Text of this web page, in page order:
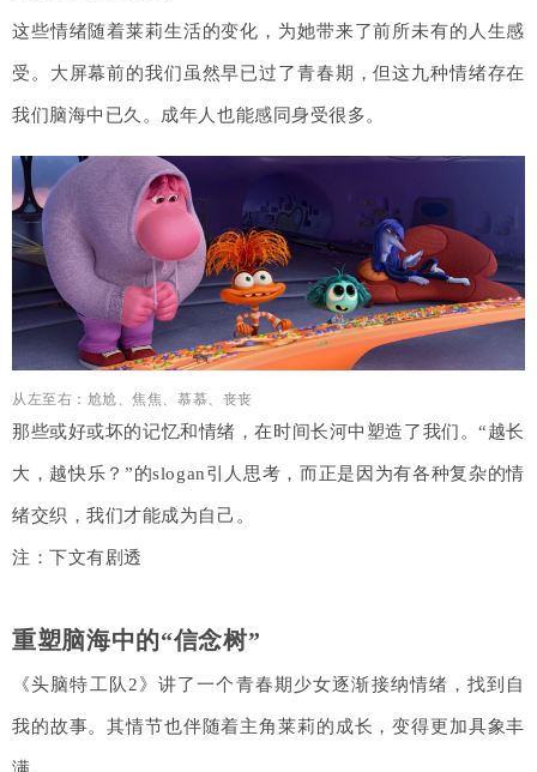
这些情绪随着莱莉生活的变化，为她带来了前所未有的人生感
受。大屏幕前的我们虽然早已过了青春期，但这九种情绪存在
我们脑海中已久。成年人也能感同身受很多。
从左至右：尬尬、焦焦、慕慕、丧丧
那些或好或坏的记忆和情绪，在时间长河中塑造了我们。“越长
大，越快乐？”的slogan引人思考，而正是因为有各种复杂的情
绪交织，我们才能成为自己。
注：下文有剧透
重塑脑海中的“信念树”
《头脑特工队2》讲了一个青春期少女逐渐接纳情绪，找到自
我的故事。其情节也伴随着主角莱莉的成长，变得更加具象丰
满。